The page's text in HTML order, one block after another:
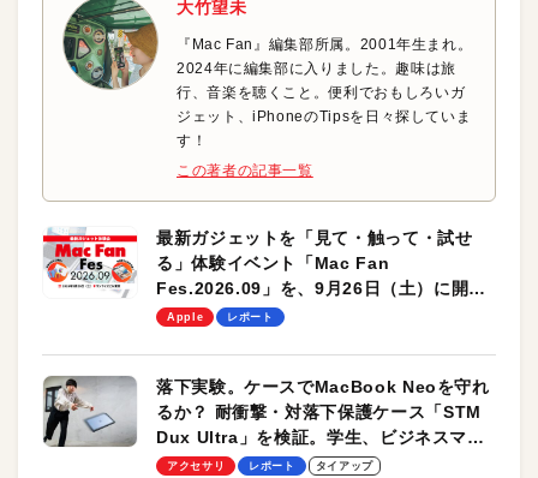
大竹望未
『Mac Fan』編集部所属。2001年生まれ。
2024年に編集部に入りました。趣味は旅
行、音楽を聴くこと。便利でおもしろいガ
ジェット、iPhoneのTipsを日々探していま
す！
この著者の記事一覧
最新ガジェットを「見て・触って・試せ
る」体験イベント「Mac Fan
Fes.2026.09」を、9月26日（土）に開催
します！
Apple レポート
落下実験。ケースでMacBook Neoを守れ
るか？ 耐衝撃・対落下保護ケース「STM
Dux Ultra」を検証。学生、ビジネスマン
のモバイルユースに最適！
アクセサリ レポート タイアップ